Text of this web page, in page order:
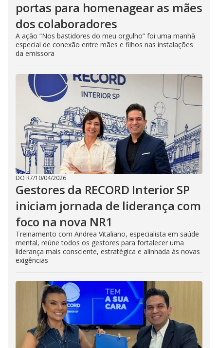
portas para homenagear as mães
dos colaboradores
A ação “Nos bastidores do meu orgulho” foi uma manhã
especial de conexão entre mães e filhos nas instalações
da emissora
DO R7/10/04/2026
Gestores da RECORD Interior SP
iniciam jornada de liderança com
foco na nova NR1
Treinamento com Andrea Vitaliano, especialista em saúde
mental, reúne todos os gestores para fortalecer uma
liderança mais consciente, estratégica e alinhada às novas
exigências